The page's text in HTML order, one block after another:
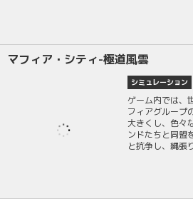
マフィア・シティ-極道風雲
シミュレーション
ゲーム内では、
フィアグループ
大きくし、色々
ンドたちと同盟
と抗争し、縄張